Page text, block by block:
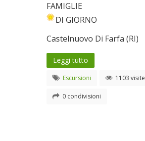
FAMIGLIE
DI GIORNO
Castelnuovo Di Farfa (RI)
Leggi tutto
Escursioni 1103 visite
0 condivisioni